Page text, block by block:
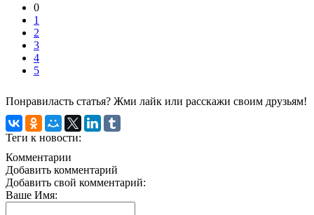
0
1
2
3
4
5
Понравиласть статья? Жми лайк или расскажи своим друзьям!
Теги к новости:
Комментарии
Добавить комментарий
Добавить свой комментарий:
Ваше Имя: